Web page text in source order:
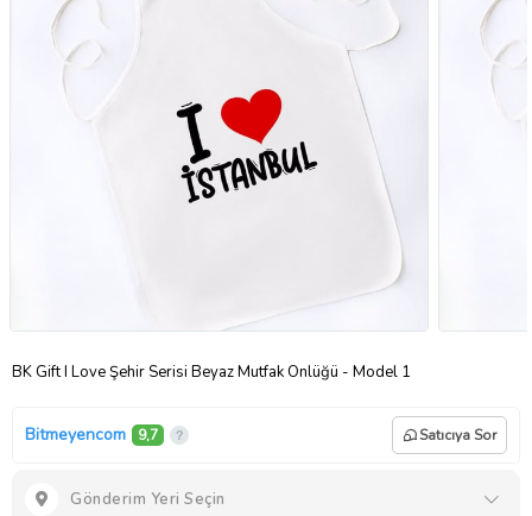
BK Gift I Love Şehir Serisi Beyaz Mutfak Önlüğü - Model 1
Bitmeyencom 9,7 Satıcıya Sor
Gönderim Yeri Seçin